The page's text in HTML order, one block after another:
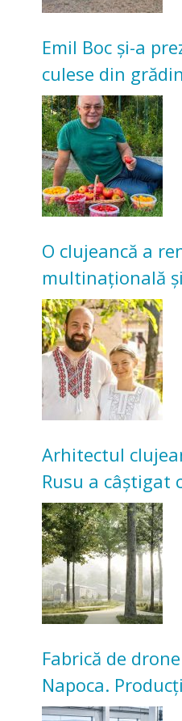
Emil Boc și-a
culese din
nu poate oferi
O clujeancă a
multinațională
Acum cultivă
bunicilor
Arhitectul
Rusu a câștigat
transformarea
Universitarilor
Fabrică de
Napoca.
înceapă în